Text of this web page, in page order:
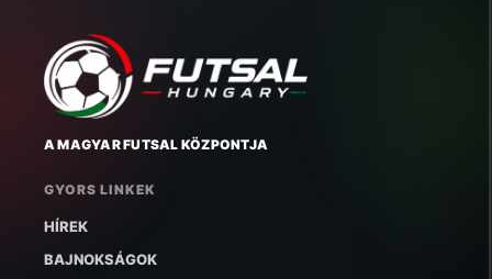
A MAGYAR FUTSAL KÖZPONTJA
GYORS LINKEK
HÍREK
BAJNOKSÁGOK